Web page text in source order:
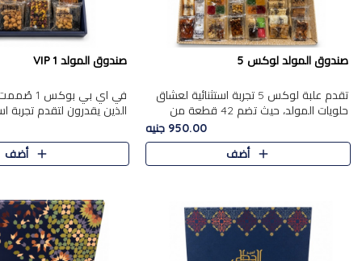
صندوق المولد لوكس 5
تقدم علبة لوكس 5 تجربة استثنائية لعشاق
حلويات المولد، حيث تضم 42 قطعة من
تشكيلة فاخرة تجمع بين أشهر الأصناف
التقليدية وأصناف مميزة مختارة بع..
950.00 جنيه
أضف
صندوق المولد VIP 1
في اي بي
الذين يقدرون لتقدم تجربة
تجمع بين أفخر حلويات
تشكيلة مختارة من الأصناف
أضف